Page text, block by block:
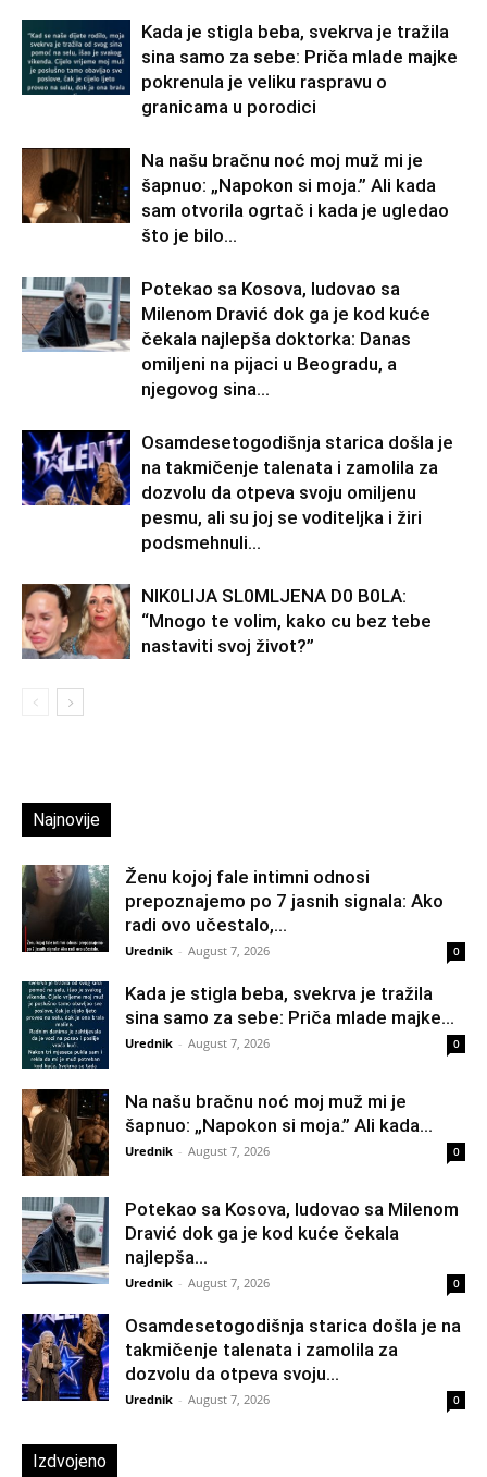
Kada je stigla beba, svekrva je tražila
sina samo za sebe: Priča mlade majke
pokrenula je veliku raspravu o
granicama u porodici
Na našu bračnu noć moj muž mi je
šapnuo: „Napokon si moja.” Ali kada
sam otvorila ogrtač i kada je ugledao
što je bilo...
Potekao sa Kosova, ludovao sa
Milenom Dravić dok ga je kod kuće
čekala najlepša doktorka: Danas
omiljeni na pijaci u Beogradu, a
njegovog sina...
Osamdesetogodišnja starica došla je
na takmičenje talenata i zamolila za
dozvolu da otpeva svoju omiljenu
pesmu, ali su joj se voditeljka i žiri
podsmehnuli...
NlK0LlJA SL0MLJENA D0 B0LA:
“Mnogo te volim, kako cu bez tebe
nastaviti svoj život?”
Najnovije
Ženu kojoj fale intimni odnosi
prepoznajemo po 7 jasnih signala: Ako
radi ovo učestalo,...
Urednik - August 7, 2026 0
Kada je stigla beba, svekrva je tražila
sina samo za sebe: Priča mlade majke...
Urednik - August 7, 2026 0
Na našu bračnu noć moj muž mi je
šapnuo: „Napokon si moja.” Ali kada...
Urednik - August 7, 2026 0
Potekao sa Kosova, ludovao sa Milenom
Dravić dok ga je kod kuće čekala
najlepša...
Urednik - August 7, 2026 0
Osamdesetogodišnja starica došla je na
takmičenje talenata i zamolila za
dozvolu da otpeva svoju...
Urednik - August 7, 2026 0
Izdvojeno